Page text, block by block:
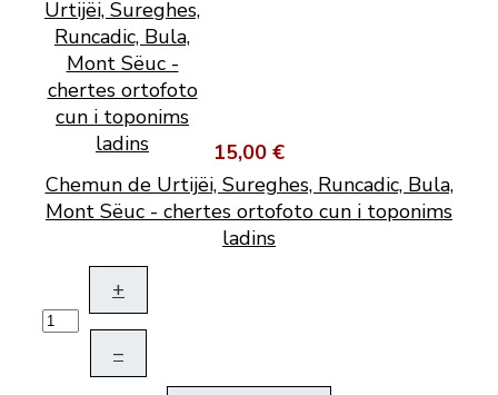
15,00 €
Chemun de Urtijëi, Sureghes, Runcadic, Bula,
Mont Sëuc - chertes ortofoto cun i toponims
ladins
+
–